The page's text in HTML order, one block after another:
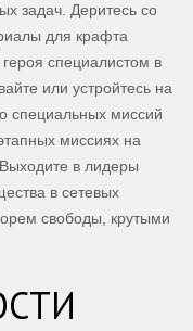
задач. Деритесь со
для крафта
специалистом в
или устройтесь на
специальных миссий
миссиях на
в лидеры
в сетевых
свободы, крутыми